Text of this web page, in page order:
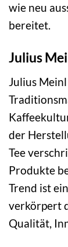
wie neu
bereitet.
Julius
Julius
der
Tee
Produkte
Trend ist
verkörpert
Qualität,